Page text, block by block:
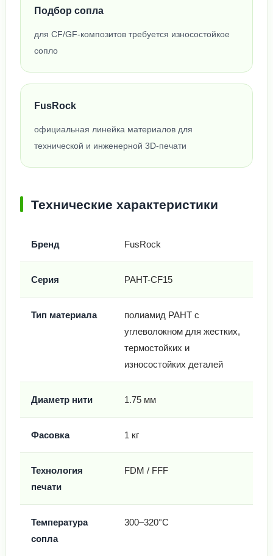
Подбор сопла
для CF/GF-композитов требуется износостойкое
сопло
FusRock
официальная линейка материалов для
технической и инженерной 3D-печати
Технические характеристики
Бренд FusRock
Серия PAHT-CF15
Тип материала
полиамид PAHT с
углеволокном для жестких,
термостойких и
износостойких деталей
Диаметр нити 1.75 мм
Фасовка 1 кг
Технология
печати
FDM / FFF
Температура
сопла
300–320°C